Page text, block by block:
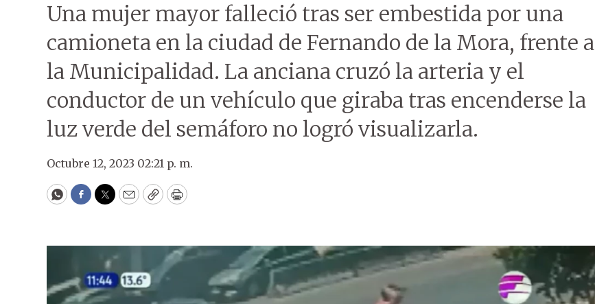
Una mujer mayor falleció tras ser embestida por una
camioneta en la ciudad de Fernando de la Mora, frente a
la Municipalidad. La anciana cruzó la arteria y el
conductor de un vehículo que giraba tras encenderse la
luz verde del semáforo no logró visualizarla.
Octubre 12, 2023 02:21 p. m.
WhatsApp
Facebook
Twitter
EmailCopyPrint